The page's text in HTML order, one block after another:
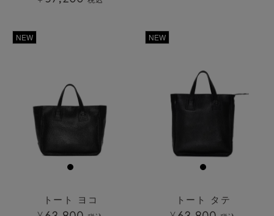
NEW
トート ヨコ
NEW
トート タテ